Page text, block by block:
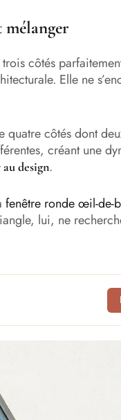
côtés
Elle ne
quatre côtés dont
créant une
design.
fenêtre ronde œil-
lui, ne